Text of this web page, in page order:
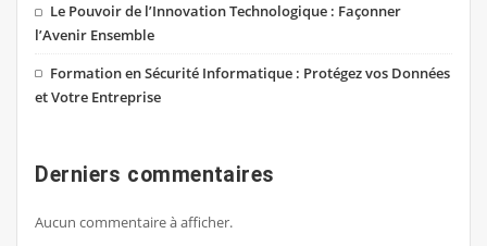
Le Pouvoir de l’Innovation Technologique : Façonner
l’Avenir Ensemble
Formation en Sécurité Informatique : Protégez vos Données
et Votre Entreprise
Derniers commentaires
Aucun commentaire à afficher.